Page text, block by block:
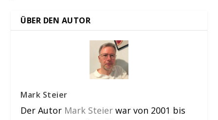
ÜBER DEN AUTOR
Mark Steier
Der Autor Mark Steier war von 2001 bis